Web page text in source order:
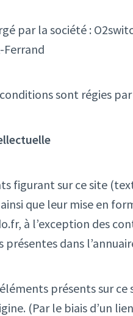
par la société :
Ferrand
sont régies
figurant sur ce site
que leur mise en
à l’exception des
présentes dans
présents sur
(Par le biais d’un